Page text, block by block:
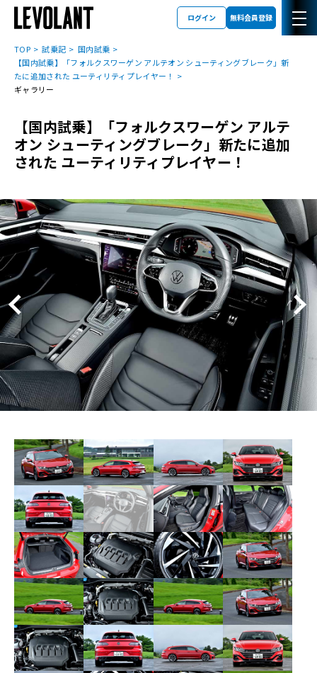
ログイン 無料会員登録
TOP 試乗記
国内試乗
【国内試乗】「フォルクスワーゲン アルテオン シューティングブレーク」新
たに追加された ユーティリティプレイヤー！
ギャラリー
【国内試乗】「フォルクスワーゲン アルテ
オン シューティングブレーク」新たに追加
された ユーティリティプレイヤー！